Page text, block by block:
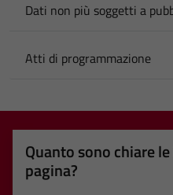
Dati non più soggetti a
Atti di programmazione
Quanto sono chiare
pagina?